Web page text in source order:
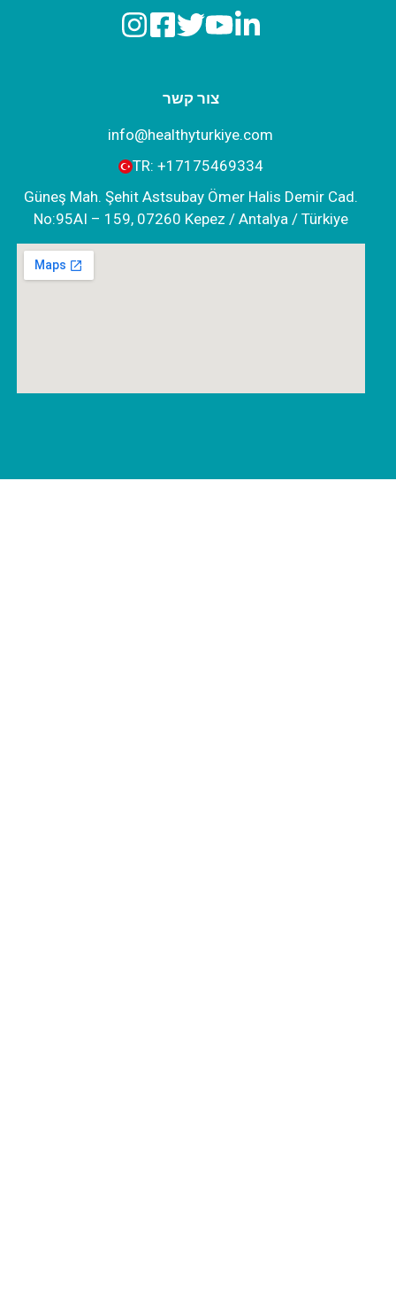
צור קשר
info@healthyturkiye.com
TR: +‪17175469334‬
Güneş Mah. Şehit Astsubay Ömer Halis Demir Cad.
No:95AI – 159, 07260 Kepez / Antalya / Türkiye